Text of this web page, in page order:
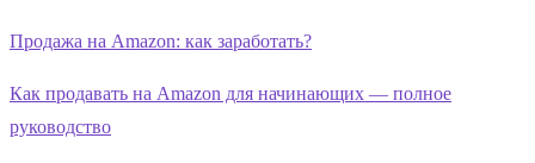
Продажа на Amazon: как заработать?
Как продавать на Amazon для начинающих — полное
руководство